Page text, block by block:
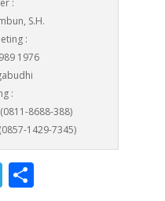
:
S.H.
:
1976
:
8688-388)
1429-7345)
T S